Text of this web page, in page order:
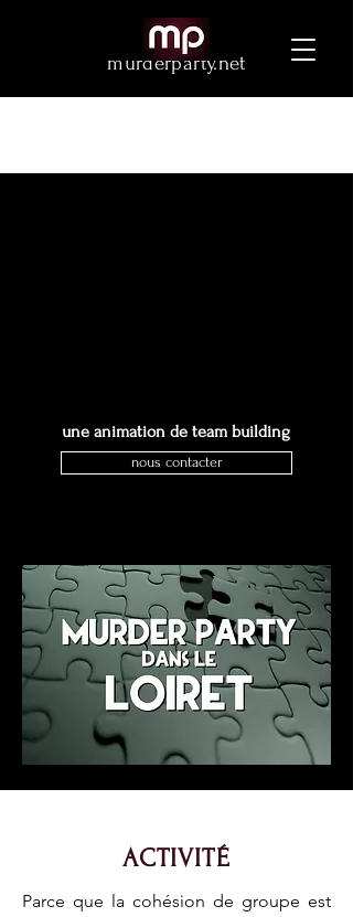
murderparty.net
une animation de team building
nous contacter
ACTIVITÉ
Parce que la cohésion de groupe est